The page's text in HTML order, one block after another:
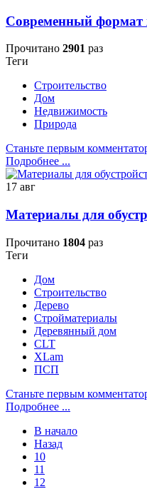
Современный формат
Прочитано 2901 раз
Теги
Строительство
Дом
Недвижимость
Природа
Станьте первым
Подробнее ...
17 авг
Материалы для
Прочитано 1804 раз
Теги
Дом
Строительство
Дерево
Стройматериалы
Деревянный дом
CLT
XLam
ПСП
Станьте первым
Подробнее ...
В начало
Назад
10
11
12